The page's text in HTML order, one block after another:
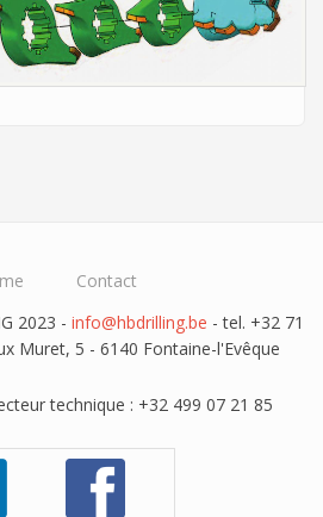
Contact
2023 - info@hbdrilling.be - tel. +32 71
Muret, 5 - 6140 Fontaine-l'Evêque
technique : +32 499 07 21 85